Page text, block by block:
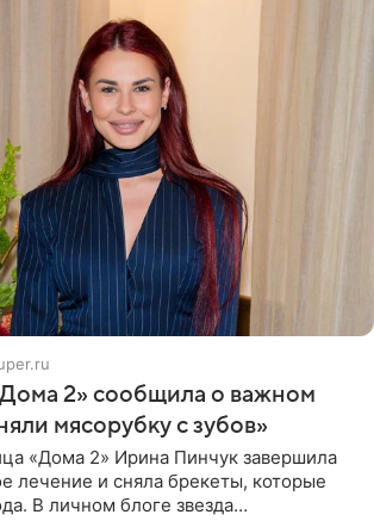
2» сообщила о важном
мясорубку с зубов»
«Дома 2» Ирина Пинчук завершила
лечение и сняла брекеты, которые
В личном блоге звезда